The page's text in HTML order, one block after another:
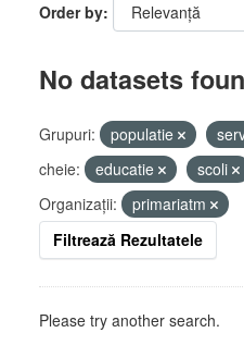
Order by
No datasets
Grupuri: populatie
cheie:
educatie scoli
Organizații:
primariatm
Filtrează Rezultatele
Please try another search.